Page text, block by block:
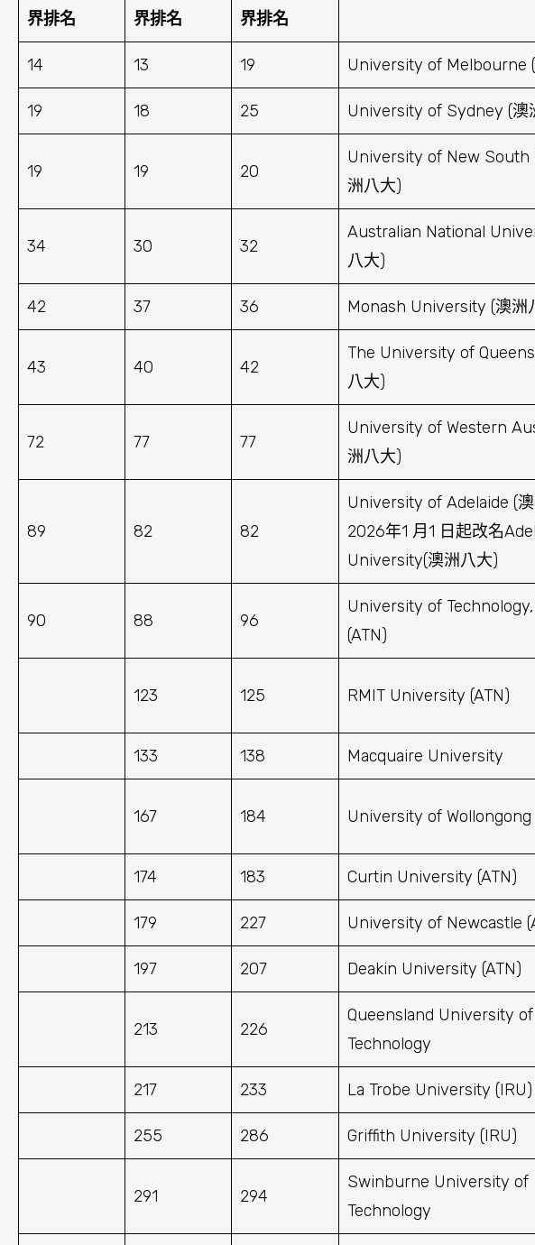
界排名 界排名 界排名
14 13 19 University of Melbourne
19 18 25 University of Sydney (澳
19 19 20
University of New South
洲八大)
34 30 32
Australian National
八大)
42 37 36 Monash University (澳洲
43 40 42
The University of
八大)
72 77 77
University of Western
洲八大)
89 82 82
University of Adelaide (
2026年1 月1 日起改名
University(澳洲八大)
90 88 96
University of
(ATN)
123 125 RMIT University (ATN)
133 138 Macquaire University
167 184 University of Wollongong
174 183 Curtin University (ATN)
179 227 University of Newcastle
197 207 Deakin University (ATN)
213 226
Queensland University of
Technology
217 233 La Trobe University (IRU)
255 286 Griffith University (IRU)
291 294
Swinburne University of
Technology